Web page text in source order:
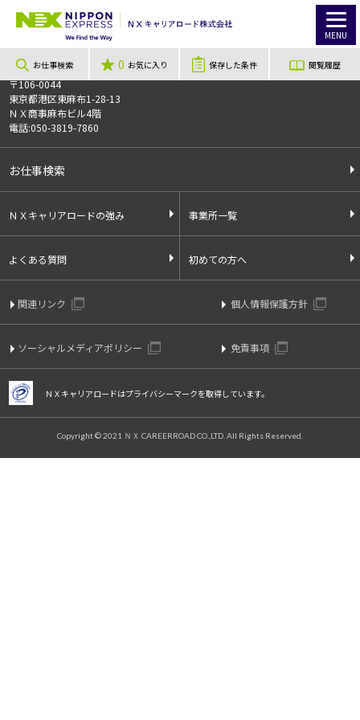
MENU
お仕事検索 0 お気に入り 保存した条件 閲覧履歴
TOP お仕事検索
このお仕事は非公開のお仕事です
お仕事番号013507
〒106-0044
東京都港区東麻布1-28-13
ＮＸ商事麻布ビル4階
電話:050-3819-7860
お仕事検索
ＮＸキャリアロードの強み 事業所一覧
よくある質問 初めての方へ
関連リンク 個人情報保護方針
ソーシャルメディアポリシー 免責事項
ＮＸキャリアロードはプライバシーマークを取得しています。
Copyright © 2021 ＮＸ CAREERROAD CO.,LTD. All Rights Reserved.